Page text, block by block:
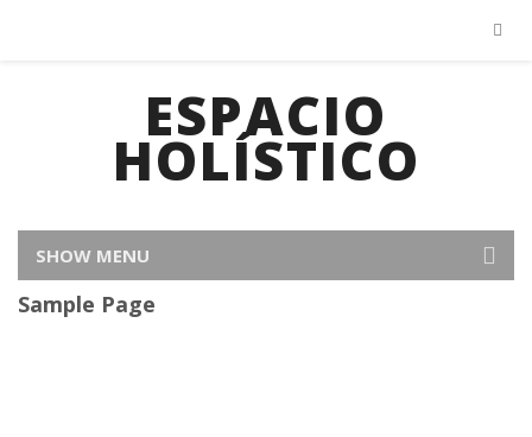
ESPACIO
HOLÍSTICO
SHOW MENU
Sample Page